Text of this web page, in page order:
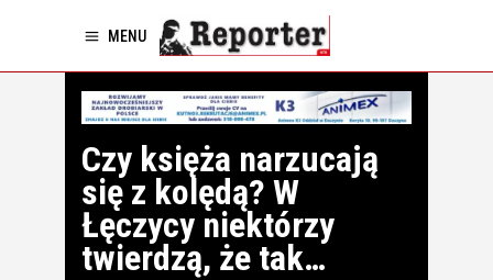
MENU
Czy księża narzucają
się z kolędą? W
Łęczycy niektórzy
twierdzą, że tak…